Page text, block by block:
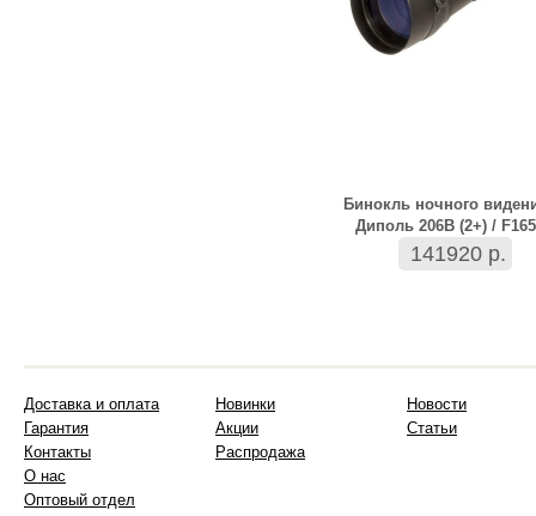
Бинокль ночного
Диполь 206B (2+) / F165
141920 р.
Доставка и оплата
Гарантия
Контакты
О нас
Оптовый отдел
Новинки
Акции
Распродажа
Новости
Статьи